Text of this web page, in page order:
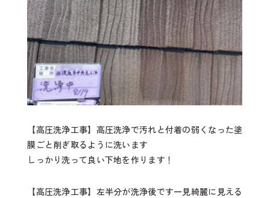
【高圧洗浄工事】 高圧洗浄で汚れと付着の弱くなった塗
膜ごと削ぎ取るように洗います
しっかり洗って良い下地を作ります！
【高圧洗浄工事】 左半分が洗浄後です一見綺麗に見える